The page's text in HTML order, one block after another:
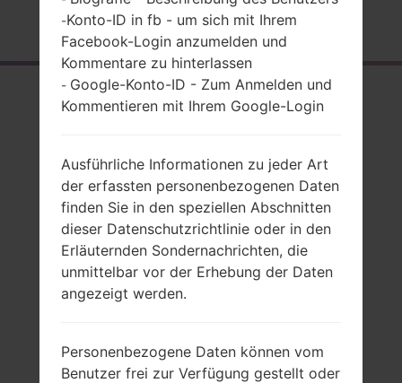
Startseite →Serie →LG G6 LTE-A →LGH871
Rückblick
akaLG G6 LTE-A
Vergleiche
-Konto-ID in fb - um sich mit Ihrem
Facebook-Login anzumelden und
Kommentare zu hinterlassen
- Google-Konto-ID - Zum Anmelden und
Kommentieren mit Ihrem Google-Login
Ausführliche Informationen zu jeder Art
der erfassten personenbezogenen Daten
finden Sie in den speziellen Abschnitten
dieser Datenschutzrichtlinie oder in den
Erläuternden Sondernachrichten, die
unmittelbar vor der Erhebung der Daten
angezeigt werden.
Personenbezogene Daten können vom
Benutzer frei zur Verfügung gestellt oder